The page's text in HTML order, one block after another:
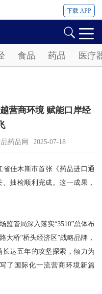
下载 APP
食品 药品 医疗
营商环境 赋能口岸经
药品网 2025-07-18
佳木斯市首张《药品进口通
抽检顺利完成。这一成果，
管局深入落实“3510”总体布
大桥“桥头经济区”战略品牌，
达五年的攻坚探索，倾力为
了国际化一流营商环境新篇